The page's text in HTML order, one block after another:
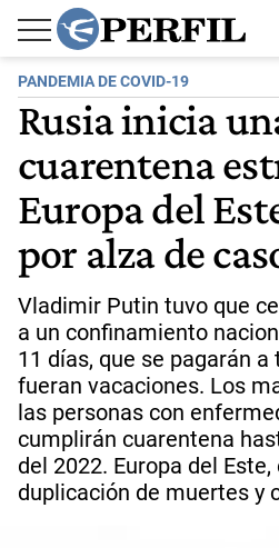
PANDEMIA DE COVID-19
Rusia inicia
cuarentena
Europa del
por alza de
Vladimir Putin tuvo que
a un confinamiento
11 días, que se pagarán
fueran vacaciones. Los
las personas con
cumplirán cuarentena
del 2022. Europa del
duplicación de muertes y